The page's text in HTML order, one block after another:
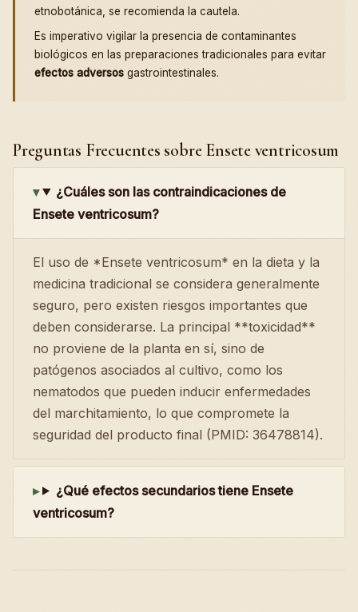
etnobotánica, se recomienda la cautela.
Es imperativo vigilar la presencia de contaminantes
biológicos en las preparaciones tradicionales para evitar
efectos adversos gastrointestinales.
Preguntas Frecuentes sobre Ensete ventricosum
¿Cuáles son las contraindicaciones de
Ensete ventricosum?
El uso de *Ensete ventricosum* en la dieta y la
medicina tradicional se considera generalmente
seguro, pero existen riesgos importantes que
deben considerarse. La principal **toxicidad**
no proviene de la planta en sí, sino de
patógenos asociados al cultivo, como los
nematodos que pueden inducir enfermedades
del marchitamiento, lo que compromete la
seguridad del producto final (PMID: 36478814).
¿Qué efectos secundarios tiene Ensete
ventricosum?